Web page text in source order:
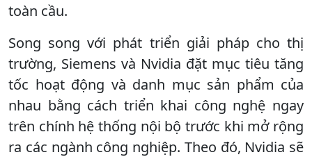
toàn cầu.
Song song với phát triển giải pháp cho thị
trường, Siemens và Nvidia đặt mục tiêu tăng
tốc hoạt động và danh mục sản phẩm của
nhau bằng cách triển khai công nghệ ngay
trên chính hệ thống nội bộ trước khi mở rộng
ra các ngành công nghiệp. Theo đó, Nvidia sẽ